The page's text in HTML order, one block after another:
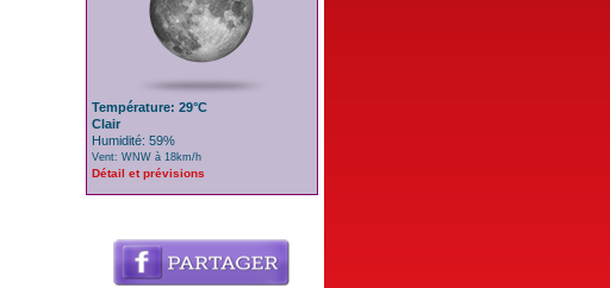
Température: 29°C
Clair
Humidité: 59%
Vent: WNW à 18km/h
Détail et prévisions